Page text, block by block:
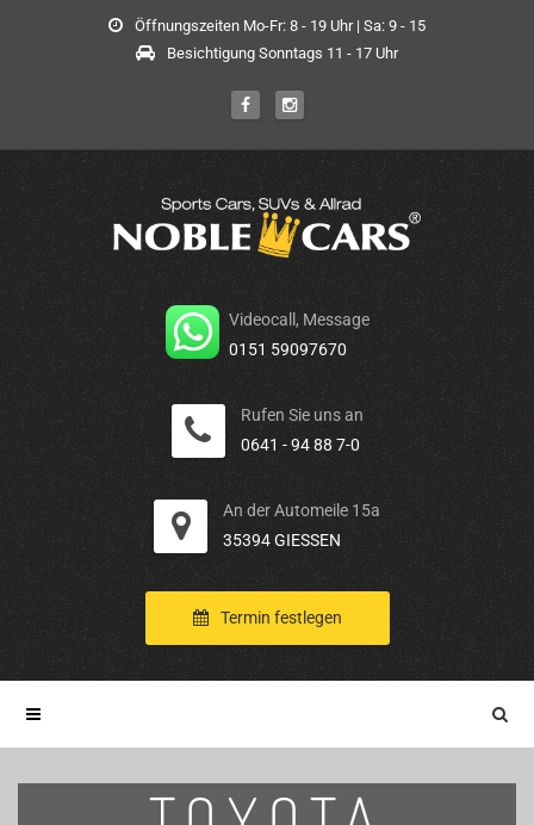
Öffnungszeiten Mo-Fr: 8 - 19 Uhr | Sa: 9 - 15
Besichtigung Sonntags 11 - 17 Uhr
Videocall, Message
0151 59097670
Rufen Sie uns an
0641 - 94 88 7-0
An der Automeile 15a
35394 GIESSEN
Termin festlegen